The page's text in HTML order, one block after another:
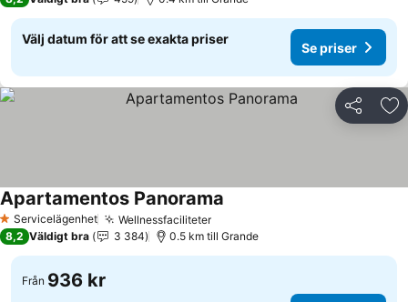
Välj datum för att se exakta priser
Se priser
Dela
1 Stjärnor
Servicelägenhet Wellnessfaciliteter
Apartamentos Panorama
8,2 Väldigt bra 3 384 0.5 km till Grande
Från 936 kr